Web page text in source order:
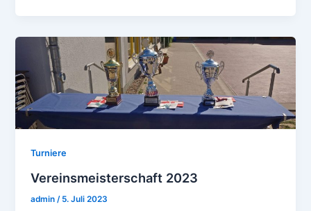
Turniere
Vereinsmeisterschaft 2023
admin/ 5. Juli 2023